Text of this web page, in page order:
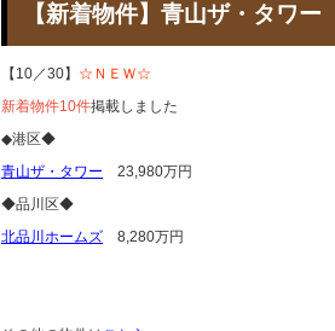
【新着物件】青山ザ・タ
【10／30】 ☆ＮＥＷ☆
新着物件10件掲載しました
◆港区◆
青山ザ・タワー 23,980万円
◆品川区◆
北品川ホームズ 8,280万円